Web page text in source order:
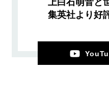
集英社より好